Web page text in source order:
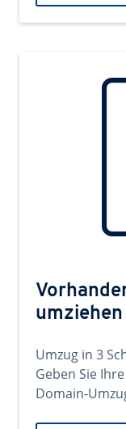
umziehen
Umzug in 3
Geben Sie
Domain-